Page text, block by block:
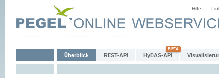
Hilfe
Überblick REST-API HyDAS-API